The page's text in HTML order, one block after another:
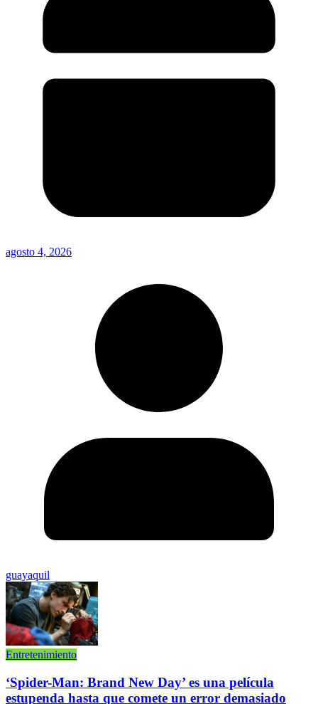
agosto 4, 2026
guayaquil
Entretenimiento
‘Spider-Man: Brand New Day’ es una película
estupenda hasta que comete un error demasiado